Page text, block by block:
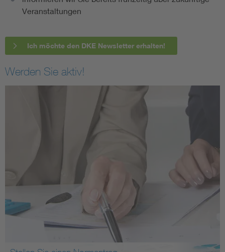
Veranstaltungen
Ich möchte den DKE Newsletter erhalten!
Werden Sie aktiv!